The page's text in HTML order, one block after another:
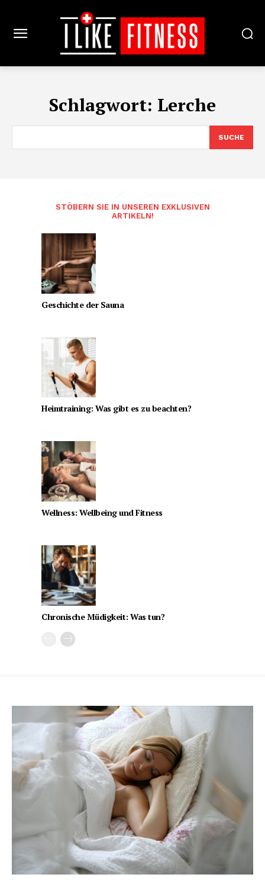
Schlagwort: Lerche
SUCHE
STÖBERN SIE IN UNSEREN EXKLUSIVEN
ARTIKELN!
Geschichte der Sauna
Heimtraining: Was gibt es zu beachten?
Wellness: Wellbeing und Fitness
Chronische Müdigkeit: Was tun?